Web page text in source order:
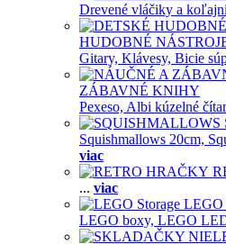
Drevené vláčiky a
HUDOBNÉ
Gitary, Klávesy, Bicie
ZÁBAVNÉ KNIHY
Pexeso, Albi kúzelné
Squishmallows 20cm,
viac
... viac
LEGO
LEGO boxy, LEGO